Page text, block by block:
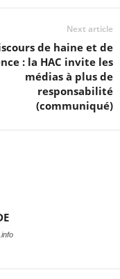
Next article
de haine et de
: la HAC invite les
médias à plus de
responsabilité
(communiqué)